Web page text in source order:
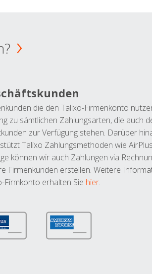
die den Talixo-Firmenkonto
zu sämtlichen Zahlungsarten, die auch
zur Verfügung stehen. Darüber
Talixo Zahlungsmethoden wie
können wir auch Zahlungen via
Firmenkunden erstellen. Weitere
Firmkonto erhalten Sie hier.